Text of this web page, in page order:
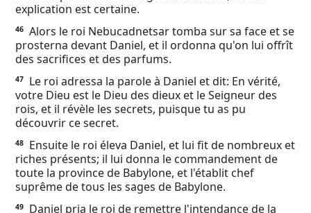
explication est certaine.
46 Alors le roi Nebucadnetsar tomba sur sa face et se
prosterna devant Daniel, et il ordonna qu'on lui offrît
des sacrifices et des parfums.
47
Le roi adressa la parole à Daniel et dit: En vérité,
votre Dieu est le Dieu des dieux et le Seigneur des
rois, et il révèle les secrets, puisque tu as pu
découvrir ce secret.
48
Ensuite le roi éleva Daniel, et lui fit de nombreux et
riches présents; il lui donna le commandement de
toute la province de Babylone, et l'établit chef
suprême de tous les sages de Babylone.
49
Daniel pria le roi de remettre l'intendance de la